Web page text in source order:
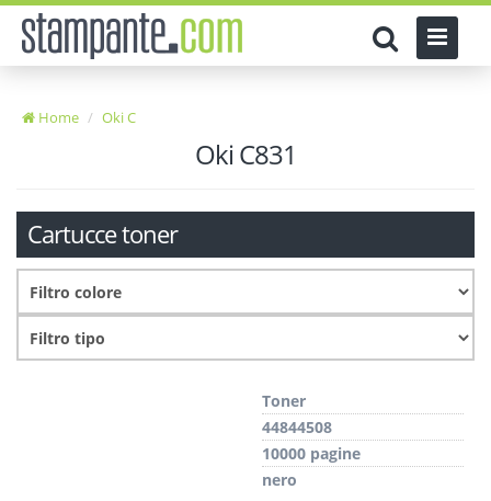
Home Oki C
Oki C831
Cartucce toner
Toner
44844508
10000 pagine
nero